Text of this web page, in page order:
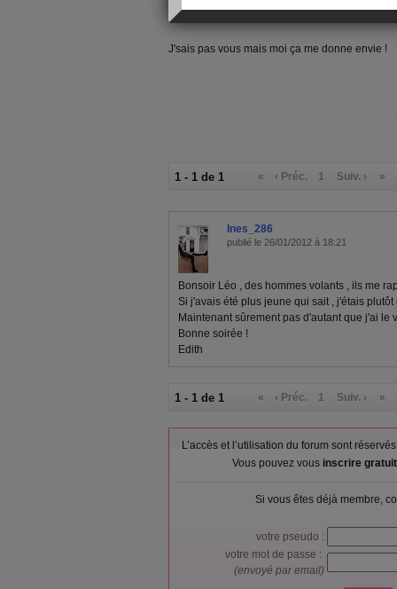
J'sais pas vous mais moi ça me donne envie !
1 - 1 de 1 « ‹ Préc. 1 Suiv. › »
Ines_286
publié le 26/01/2012 à 18:21
Bonsoir Léo , des hommes volants , ils me
Si j'avais été plus jeune qui sait , j'étais plutôt
Maintenant sûrement pas d'autant que j'ai le
Bonne soirée !
Edith
1 - 1 de 1 « ‹ Préc. 1 Suiv. › »
L’accès et l’utilisation du forum sont
Vous pouvez vous inscrire
Si vous êtes déjà membre,
votre pseudo :
votre mot de passe :
(envoyé par email)